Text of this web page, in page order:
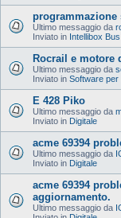
programmazione
Ultimo messaggio da
Inviato in Intellibox
Rocrail e motore
Ultimo messaggio da
Inviato in Software per
E 428 Piko
Ultimo messaggio da
Inviato in Digitale
acme 69394
Ultimo messaggio da
Inviato in Digitale
acme 69394
aggiornamento.
Ultimo messaggio da